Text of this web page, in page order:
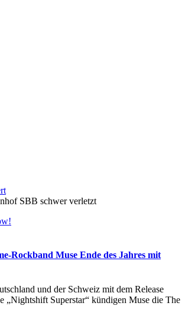
SBB schwer verletzt
Rockband Muse Ende des Jahres mit
und der Schweiz mit dem Release
„Nightshift Superstar“ kündigen Muse die The